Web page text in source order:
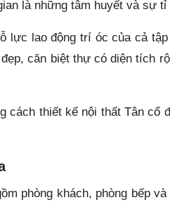
là những tâm huyết và sự
lực lao động trí óc của cả
căn biệt thự có diện tích
cách thiết kế nội thất Tân
phòng khách, phòng bếp